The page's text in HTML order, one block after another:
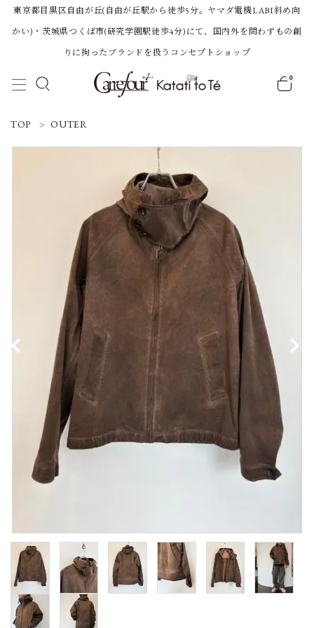
東京都目黒区自由が丘(自由が丘駅から徒歩5分。ヤマダ電機LABI斜め向
かい)・茨城県つくば市(研究学園駅徒歩4分)にて、国内外を問わずもの創
りに拘ったブランドを扱うコンセプトショップ
0
ACCOUNT MENU
新規会員登録
NEWS
Guidelines
Carrefour
Katati to Tè
TOP OUTER